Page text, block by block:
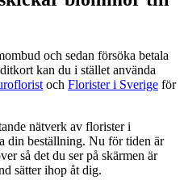
och sedan försöka betala
kan du i stället använda
och Florister i Sverige för
nätverk av florister i
din beställning. Nu för tiden är
så det du ser på skärmen är
sätter ihop åt dig.